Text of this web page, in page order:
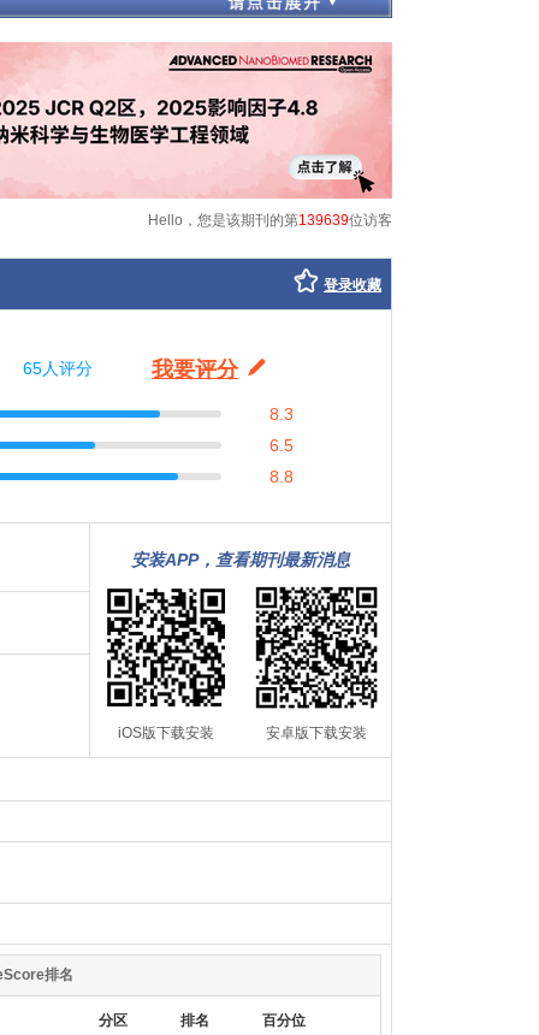
Hello，您是该期刊的第139639位访客
登录收藏
65人评分 我要评分
8.3
6.5
8.8
安装APP，查看期刊最新消息
iOS版下载安装 安卓版下载安装
排名
分区 排名
百分位